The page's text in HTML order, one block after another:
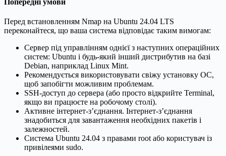
Попередні умови
Перед встановленням Nmap на Ubuntu 24.04 LTS
переконайтеся, що ваша система відповідає таким вимогам:
Сервер під управлінням однієї з наступних операційних
систем: Ubuntu і будь-який інший дистрибутив на базі
Debian, наприклад Linux Mint.
Рекомендується використовувати свіжу установку ОС,
щоб запобігти можливим проблемам.
SSH-доступ до сервера (або просто відкрийте Terminal,
якщо ви працюєте на робочому столі).
Активне інтернет-з’єднання. Інтернет-з’єднання
знадобиться для завантаження необхідних пакетів і
залежностей.
Система Ubuntu 24.04 з правами root або користувач із
привілеями sudo.